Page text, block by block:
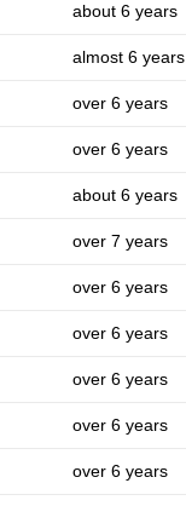
about 6 years
almost 6 years
over 6 years
over 6 years
about 6 years
over 7 years
over 6 years
over 6 years
over 6 years
over 6 years
over 6 years